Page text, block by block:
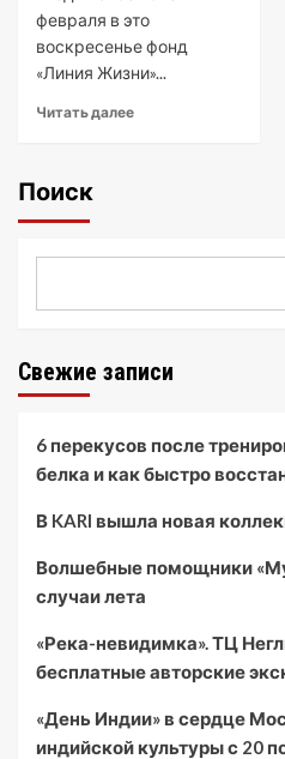
февраля в это
воскресенье фонд
«Линия Жизни»...
Читать далее
Поиск
Свежие записи
6 перекусов после
белка и как быстро
В KARI вышла новая
Волшебные помощники
случаи лета
«Река-невидимка». ТЦ
бесплатные авторские
«День Индии» в сердце
индийской культуры с 20